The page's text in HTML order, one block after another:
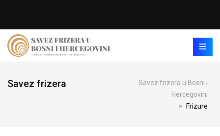
Savez frizera
Savez frizera u Bosni i
Hercegovini
>
Frizure